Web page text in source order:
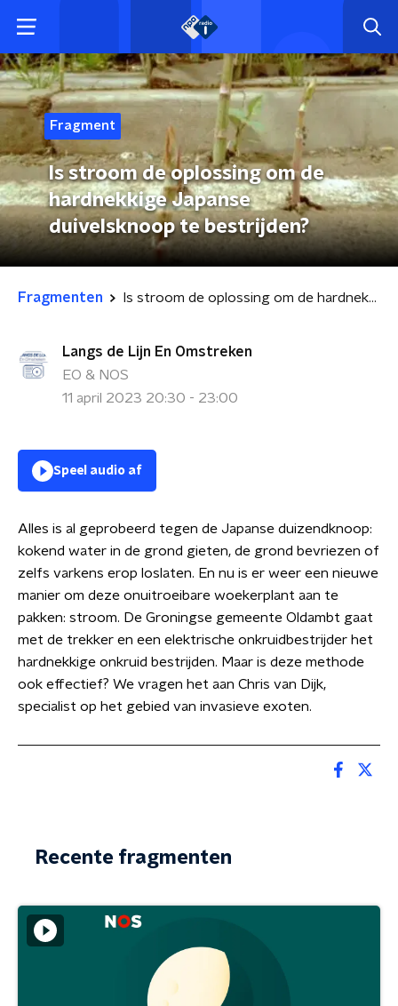
Fragment
Is stroom de oplossing om de
hardnekkige Japanse
duivelsknoop te bestrijden?
Fragmenten Is stroom de oplossing om de hardnekkige Japanse duivelsknoop te bestrijden?
Langs de Lijn En Omstreken
EO & NOS
11 april 2023 20:30 - 23:00
Speel audio af
Alles is al geprobeerd tegen de Japanse duizendknoop:
kokend water in de grond gieten, de grond bevriezen of
zelfs varkens erop loslaten. En nu is er weer een nieuwe
manier om deze onuitroeibare woekerplant aan te
pakken: stroom. De Groningse gemeente Oldambt gaat
met de trekker en een elektrische onkruidbestrijder het
hardnekkige onkruid bestrijden. Maar is deze methode
ook effectief? We vragen het aan Chris van Dijk,
specialist op het gebied van invasieve exoten.
Recente fragmenten